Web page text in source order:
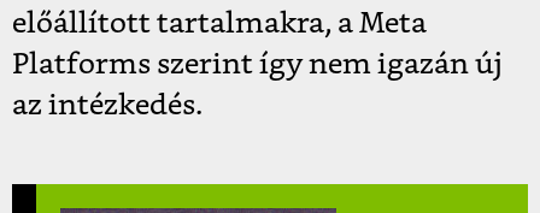
előállított tartalmakra, a Meta
Platforms szerint így nem igazán új
az intézkedés.